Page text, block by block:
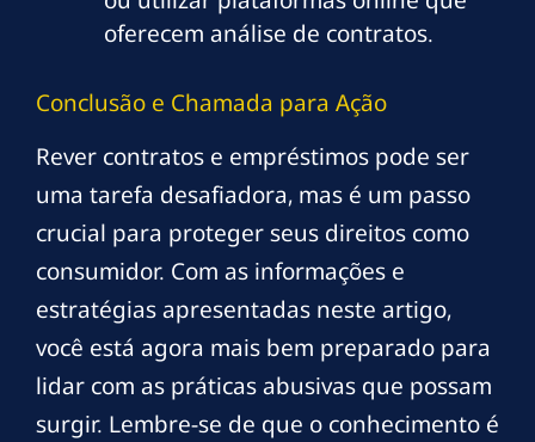
oferecem análise de contratos.
Conclusão e Chamada para Ação
Rever contratos e empréstimos pode ser
uma tarefa desafiadora, mas é um passo
crucial para proteger seus direitos como
consumidor. Com as informações e
estratégias apresentadas neste artigo,
você está agora mais bem preparado para
lidar com as práticas abusivas que possam
surgir. Lembre-se de que o conhecimento é